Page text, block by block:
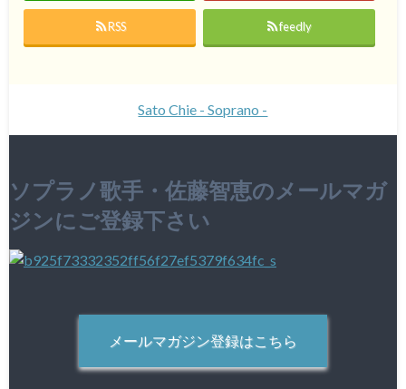
RSS feedly
Sato Chie - Soprano -
ソプラノ歌手・佐藤智恵のメールマガ
ジンにご登録下さい
メールマガジン登録はこちら